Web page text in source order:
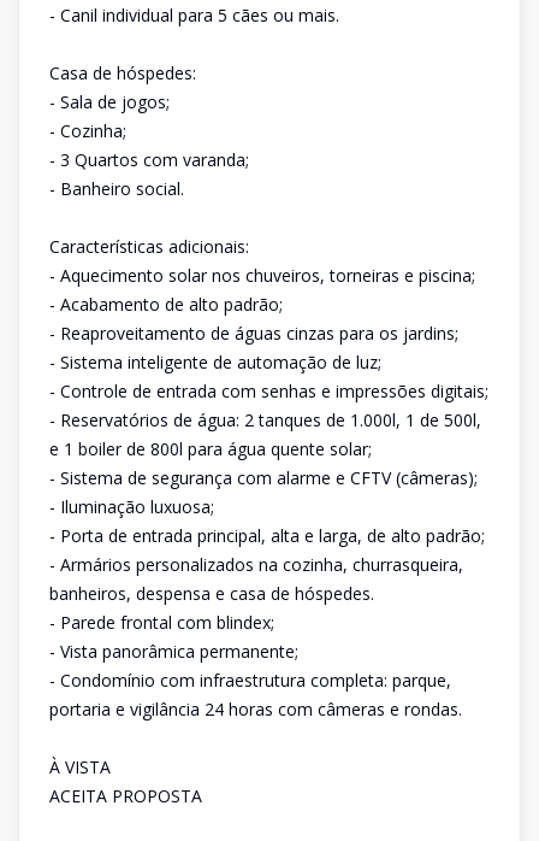
- Canil individual para 5 cães ou mais.
Casa de hóspedes:
- Sala de jogos;
- Cozinha;
- 3 Quartos com varanda;
- Banheiro social.
Características adicionais:
- Aquecimento solar nos chuveiros, torneiras e piscina;
- Acabamento de alto padrão;
- Reaproveitamento de águas cinzas para os jardins;
- Sistema inteligente de automação de luz;
- Controle de entrada com senhas e impressões digitais;
- Reservatórios de água: 2 tanques de 1.000l, 1 de 500l,
e 1 boiler de 800l para água quente solar;
- Sistema de segurança com alarme e CFTV (câmeras);
- Iluminação luxuosa;
- Porta de entrada principal, alta e larga, de alto padrão;
- Armários personalizados na cozinha, churrasqueira,
banheiros, despensa e casa de hóspedes.
- Parede frontal com blindex;
- Vista panorâmica permanente;
- Condomínio com infraestrutura completa: parque,
portaria e vigilância 24 horas com câmeras e rondas.
À VISTA
ACEITA PROPOSTA